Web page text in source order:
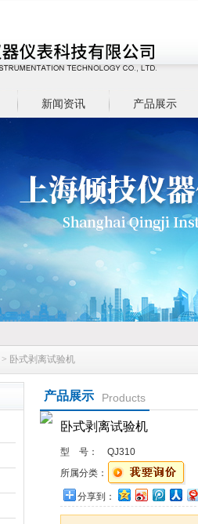
新闻资讯 产品展示
> 卧式剥离试验机
产品展示 Products
卧式剥离试验机
型 号：
QJ310
所属分类：
分享到：